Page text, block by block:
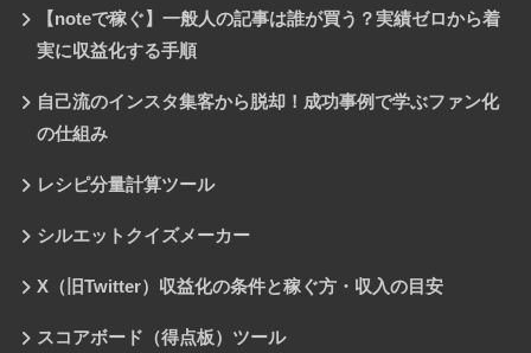
【noteで稼ぐ】一般人の記事は誰が買う？実績ゼロから着
実に収益化する手順
自己流のインスタ集客から脱却！成功事例で学ぶファン化
の仕組み
レシピ分量計算ツール
シルエットクイズメーカー
X（旧Twitter）収益化の条件と稼ぐ方・収入の目安
スコアボード（得点板）ツール